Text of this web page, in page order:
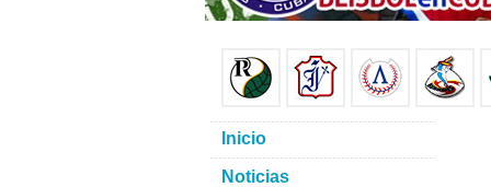
Inicio
Noticias